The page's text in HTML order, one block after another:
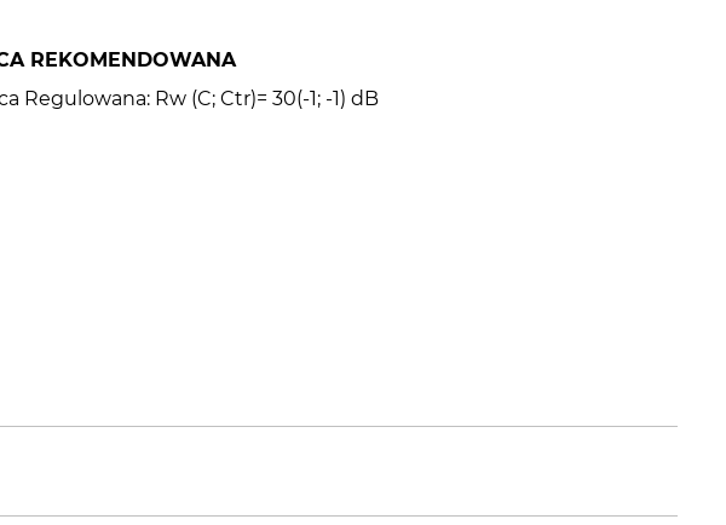
REKOMENDOWANA
Regulowana: Rw (C; Ctr)= 30(-1; -1) dB